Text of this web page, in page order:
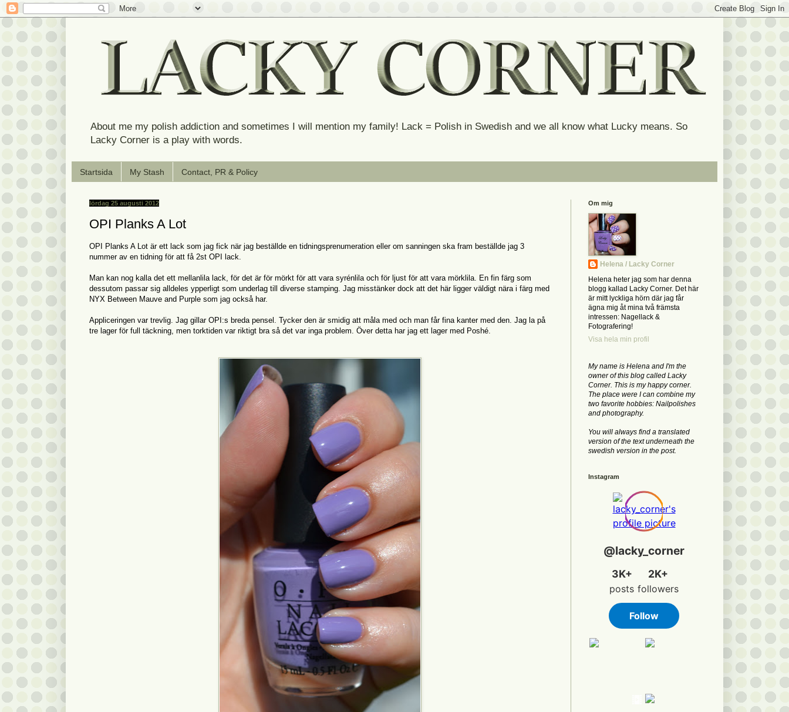
About me my polish addiction and sometimes I will mention my family! Lack = Polish in Swedish and we all know what Lucky means. So
Lacky Corner is a play with words.
Startsida My Stash Contact, PR & Policy
lördag 25 augusti 2012
OPI Planks A Lot
OPI Planks A Lot är ett lack som jag fick när jag beställde en tidningsprenumeration eller om sanningen ska fram beställde jag 3
nummer av en tidning för att få 2st OPI lack.
Man kan nog kalla det ett mellanlila lack, för det är för mörkt för att vara syrénlila och för ljust för att vara mörklila. En fin färg som
dessutom passar sig alldeles ypperligt som underlag till diverse stamping. Jag misstänker dock att det här ligger väldigt nära i färg med
NYX Between Mauve and Purple som jag också har.
Appliceringen var trevlig. Jag gillar OPI:s breda pensel. Tycker den är smidig att måla med och man får fina kanter med den. Jag la på
tre lager för full täckning, men torktiden var riktigt bra så det var inga problem. Över detta har jag ett lager med Poshé.
Om mig
Helena / Lacky Corner
Helena heter jag som har denna
blogg kallad Lacky Corner. Det här
är mitt lyckliga hörn där jag får
ägna mig åt mina två främsta
intressen: Nagellack &
Fotografering!
Visa hela min profil
My name is Helena and I'm the
owner of this blog called Lacky
Corner. This is my happy corner.
The place were I can combine my
two favorite hobbies: Nailpolishes
and photography.
You will always find a translated
version of the text underneath the
swedish version in the post.
Instagram